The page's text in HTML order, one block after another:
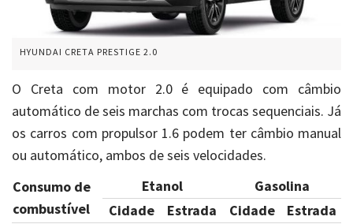
HYUNDAI CRETA PRESTIGE 2.0
O Creta com motor 2.0 é equipado com câmbio
automático de seis marchas com trocas sequenciais. Já
os carros com propulsor 1.6 podem ter câmbio manual
ou automático, ambos de seis velocidades.
Consumo de
combustível
Etanol
Gasolina
Cidade
Estrada Cidade
Estrada